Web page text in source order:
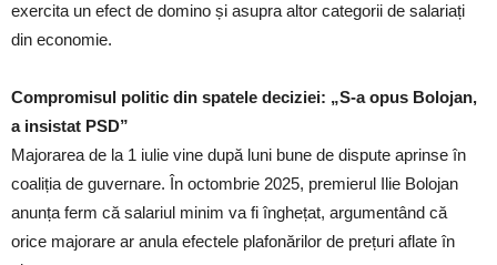
exercita un efect de domino și asupra altor categorii de salariați
din economie.
Compromisul politic din spatele deciziei: „S-a opus Bolojan,
a insistat PSD”
Majorarea de la 1 iulie vine după luni bune de dispute aprinse în
coaliția de guvernare. În octombrie 2025, premierul Ilie Bolojan
anunța ferm că salariul minim va fi înghețat, argumentând că
orice majorare ar anula efectele plafonărilor de prețuri aflate în